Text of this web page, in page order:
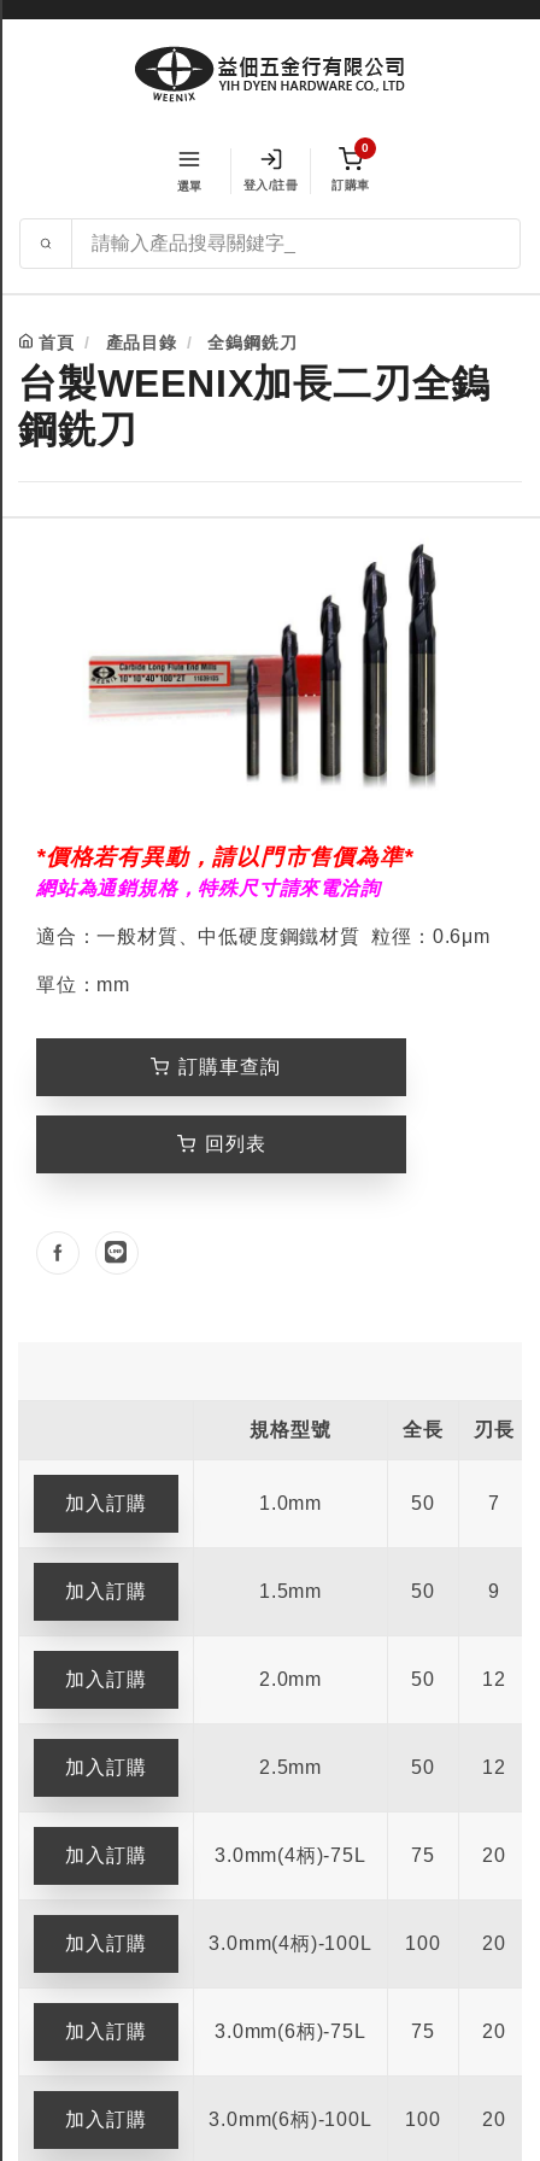
選單 登入/註冊
0
訂購車
首頁 產品目錄 全鎢鋼銑刀
台製WEENIX加長二刃全鎢
鋼銑刀
*價格若有異動，請以門市售價為準*
網站為通銷規格，特殊尺寸請來電洽詢
適合：一般材質、中低硬度鋼鐵材質 粒徑：0.6μm
單位：mm
訂購車查詢
回列表
規格型號 全長 刃長
1.0mm 50 7
1.5mm 50 9
2.0mm 50 12
2.5mm 50 12
3.0mm(4柄)-75L 75 20
3.0mm(4柄)-100L 100 20
3.0mm(6柄)-75L 75 20
3.0mm(6柄)-100L 100 20